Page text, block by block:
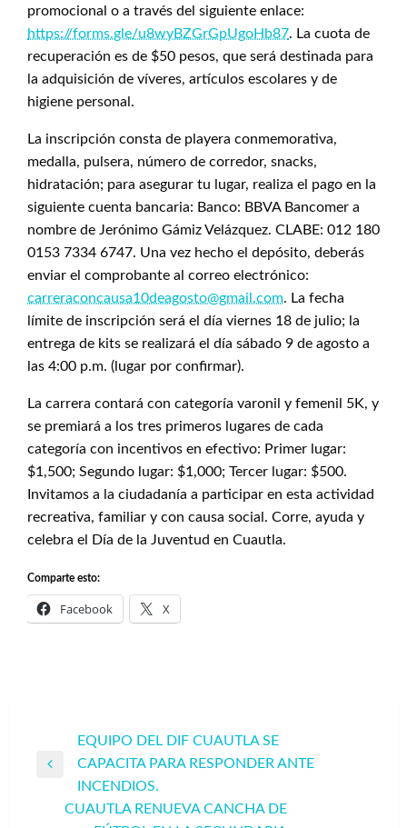
promocional o a través del siguiente enlace:
https://forms.gle/u8wyBZGrGpUgoHb87. La cuota de
recuperación es de $50 pesos, que será destinada para
la adquisición de víveres, artículos escolares y de
higiene personal.
La inscripción consta de playera conmemorativa,
medalla, pulsera, número de corredor, snacks,
hidratación; para asegurar tu lugar, realiza el pago en la
siguiente cuenta bancaria: Banco: BBVA Bancomer a
nombre de Jerónimo Gámiz Velázquez. CLABE: 012 180
0153 7334 6747. Una vez hecho el depósito, deberás
enviar el comprobante al correo electrónico:
carreraconcausa10deagosto@gmail.com. La fecha
límite de inscripción será el día viernes 18 de julio; la
entrega de kits se realizará el día sábado 9 de agosto a
las 4:00 p.m. (lugar por confirmar).
La carrera contará con categoría varonil y femenil 5K, y
se premiará a los tres primeros lugares de cada
categoría con incentivos en efectivo: Primer lugar:
$1,500; Segundo lugar: $1,000; Tercer lugar: $500.
Invitamos a la ciudadanía a participar en esta actividad
recreativa, familiar y con causa social. Corre, ayuda y
celebra el Día de la Juventud en Cuautla.
Comparte esto:
Facebook X
Navegación
de
entradas
EQUIPO DEL DIF CUAUTLA SE
CAPACITA PARA RESPONDER ANTE
INCENDIOS.
CUAUTLA RENUEVA CANCHA DE